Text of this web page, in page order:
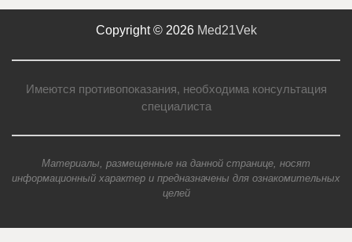
Copyright © 2026 Med21Vek
Имеются противопоказания, необходима консультация
специалиста
Материалы, размещенные на данной странице, носят
информационный характер и предназначены для ознакомительных
целей